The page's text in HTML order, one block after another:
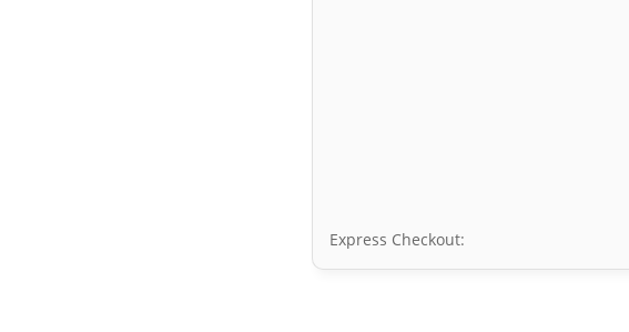
Express Checkout: